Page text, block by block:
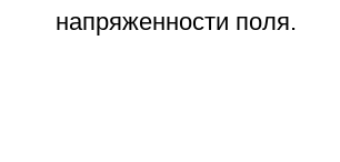
напряженности поля.